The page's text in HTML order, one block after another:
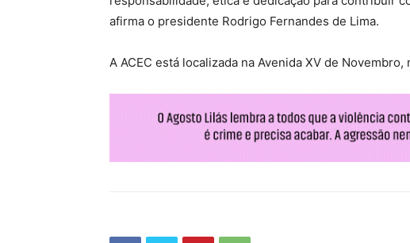
afirma o presidente Rodrigo Fernandes de Lima.
A ACEC está localizada na Avenida XV de Novembro,